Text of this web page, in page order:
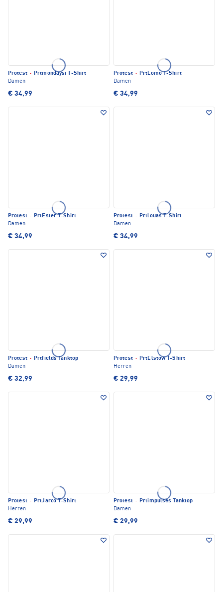
Protest · Prtmondaysi T-Shirt
Damen
€ 34,99
Protest · PrtLomo T-Shirt
Damen
€ 34,99
Protest · PrtEster T-Shirt
Damen
€ 34,99
Protest · Prtlouas T-Shirt
Damen
€ 34,99
Protest · Prtfields Tanktop
Damen
€ 32,99
Protest · PrtElstow T-Shirt
Herren
€ 29,99
Protest · PrtJarco T-Shirt
Herren
€ 29,99
Protest · Prtimpulses Tanktop
Damen
€ 29,99